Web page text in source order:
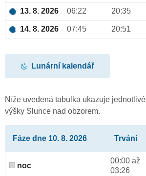
13. 8. 2026 06:22 20:35
14. 8. 2026 07:45 20:51
Lunární kalendář
Níže uvedená tabulka ukazuje jednotlivé
výšky Slunce nad obzorem.
Fáze dne 10. 8. 2026 Trvání
noc
00:00 až
03:26